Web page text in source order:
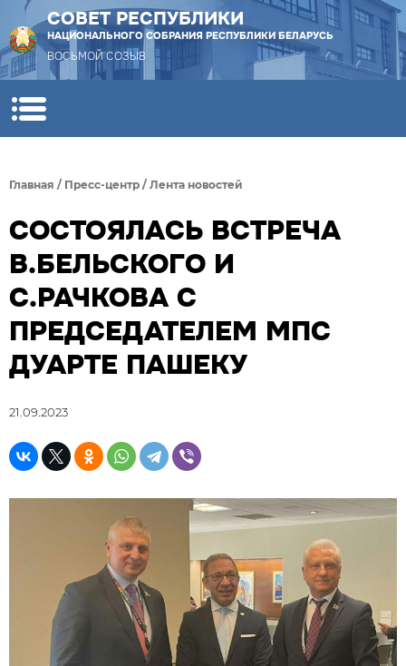
СОВЕТ РЕСПУБЛИКИ
НАЦИОНАЛЬНОГО СОБРАНИЯ РЕСПУБЛИКИ БЕЛАРУСЬ
ВОСЬМОЙ СОЗЫВ
Главная / Пресс-центр / Лента новостей
СОСТОЯЛАСЬ ВСТРЕЧА
В.БЕЛЬСКОГО И
С.РАЧКОВА С
ПРЕДСЕДАТЕЛЕМ МПС
ДУАРТЕ ПАШЕКУ
21.09.2023